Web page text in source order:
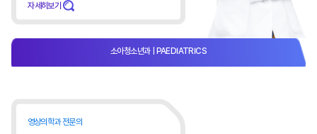
자세히보기
소아청소년과 | PAEDIATRICS
영상의학과 전문의